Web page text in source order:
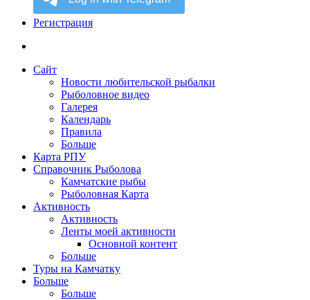
Регистрация
Сайт
Новости любительской рыбалки
Рыболовное видео
Галерея
Календарь
Правила
Больше
Карта РПУ
Справочник Рыболова
Камчатские рыбы
Рыболовная Карта
Активность
Активность
Ленты моей активности
Основной контент
Больше
Туры на Камчатку
Больше
Больше